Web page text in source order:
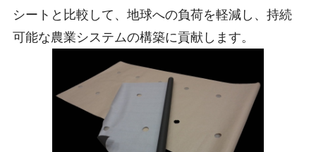
シートと比較して、地球への負荷を軽減し、持続
可能な農業システムの構築に貢献します。